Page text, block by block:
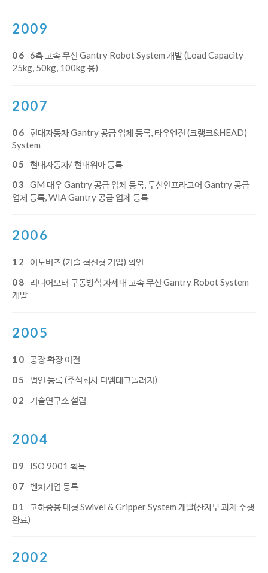
2009
06 6축 고속 무선 Gantry Robot System 개발 (Load Capacity
25kg, 50kg, 100kg 용)
2007
06 현대자동차 Gantry 공급 업체 등록, 타우엔진 (크랭크&HEAD)
System
05
현대자동차/ 현대위아 등록
03
GM 대우 Gantry 공급 업체 등록, 두산인프라코어 Gantry 공급
업체 등록, WIA Gantry 공급 업체 등록
2006
12
이노비즈 (기술 혁신형 기업) 확인
08
리니어모터 구동방식 차세대 고속 무선 Gantry Robot System
개발
2005
10 공장 확장 이전
05
법인 등록 (주식회사 디엠테크놀러지)
02
기술연구소 설립
2004
09
ISO 9001 획득
07
벤처기업 등록
01
고하중용 대형 Swivel & Gripper System 개발(산자부 과제 수행
완료)
2002